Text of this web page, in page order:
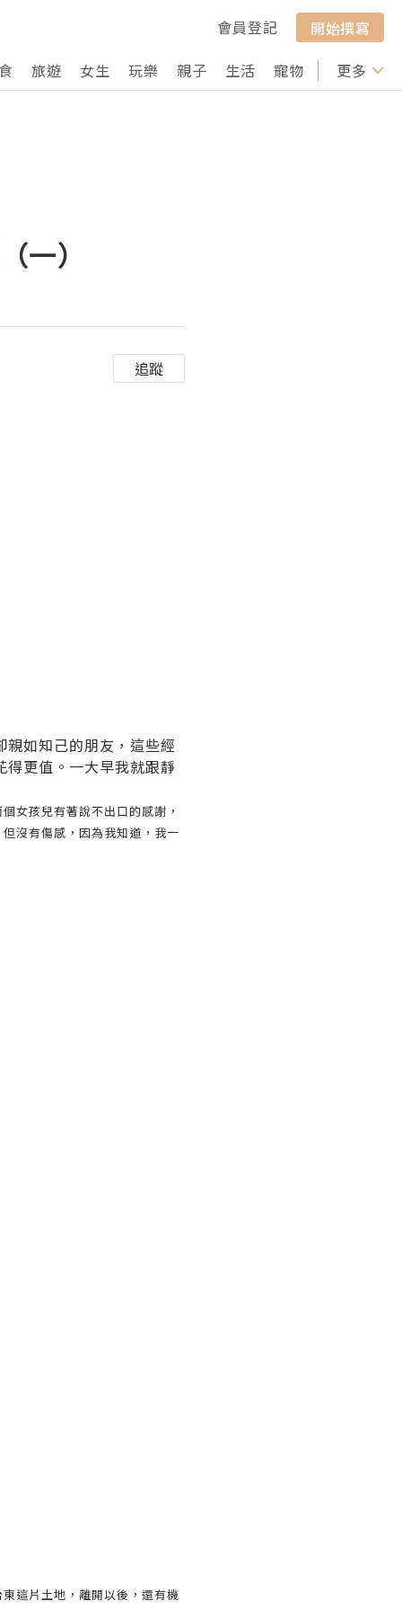
會員登記
開始撰寫
旅遊 女生 玩樂 親子 生活 寵物 行山 打卡
更多
一）
追蹤
如知己的朋友，這些經
更值。一大早我就跟靜
女孩兒有著說不出口的感謝，
沒有傷感，因為我知道，我一
這片土地，離開以後，還有機